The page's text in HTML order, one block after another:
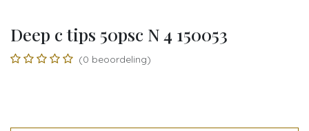
Deep c tips 50psc N 4 150053
(0 beoordeling)